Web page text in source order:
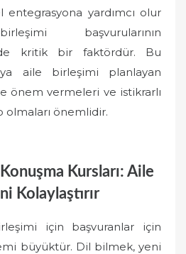
entegrasyona yardımcı olur
başvurularının
kritik bir faktördür. Bu
aile birleşimi planlayan
önem vermeleri ve istikrarlı
olmaları önemlidir.
Kursları: Aile
Kolaylaştırır
için başvuranlar için
büyüktür. Dil bilmek, yeni